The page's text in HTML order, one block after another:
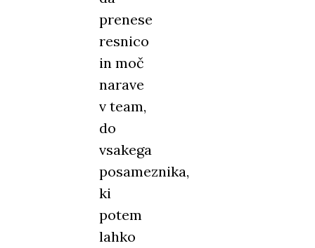
prenese
resnico
in moč
narave
v team,
do
vsakega
posameznika,
ki
potem
lahko